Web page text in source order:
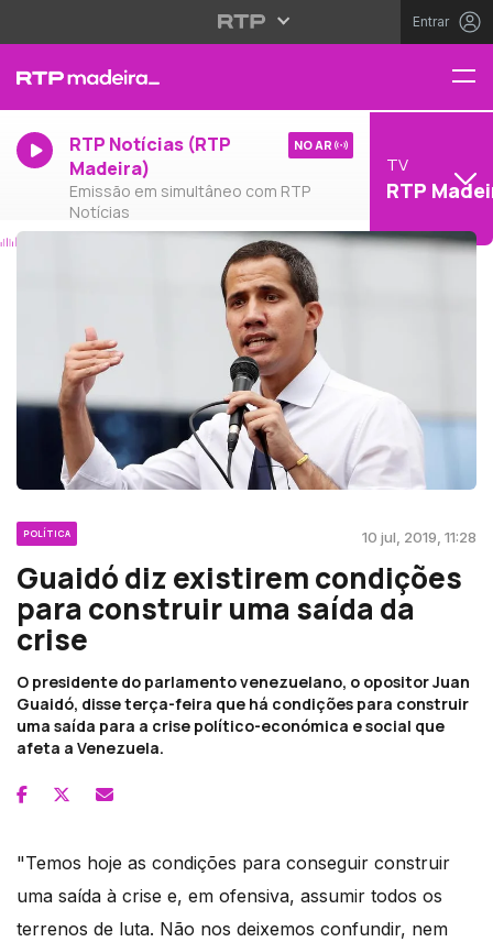
Entrar
RTP Notícias (RTP
Madeira)
Emissão em simultâneo com RTP
Notícias
NO AR
TV
RTP
POLÍTICA 10 jul, 2019, 11:28
Guaidó diz existirem condições
para construir uma saída da
crise
O presidente do parlamento venezuelano, o opositor Juan
Guaidó, disse terça-feira que há condições para construir
uma saída para a crise político-económica e social que
afeta a Venezuela.
"Temos hoje as condições para conseguir construir
uma saída à crise e, em ofensiva, assumir todos os
terrenos de luta. Não nos deixemos confundir, nem